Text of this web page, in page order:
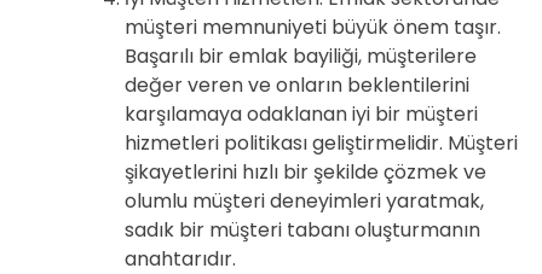
müşteri memnuniyeti büyük önem taşır.
Başarılı bir emlak bayiliği, müşterilere
değer veren ve onların beklentilerini
karşılamaya odaklanan iyi bir müşteri
hizmetleri politikası geliştirmelidir. Müşteri
şikayetlerini hızlı bir şekilde çözmek ve
olumlu müşteri deneyimleri yaratmak,
sadık bir müşteri tabanı oluşturmanın
anahtarıdır.